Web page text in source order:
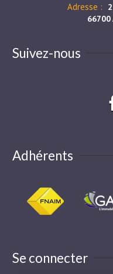
Adresse :
Suivez-nous
Adhérents
Se connecter